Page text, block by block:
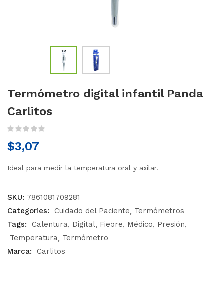
Termómetro digital infantil Panda
Carlitos
$3,07
Ideal para medir la temperatura oral y axilar.
SKU: 7861081709281
Categories:
Cuidado del Paciente
Termómetros
Tags:
Calentura Digital Fiebre Médico
Presión
Temperatura
Termómetro
Marca:
Carlitos